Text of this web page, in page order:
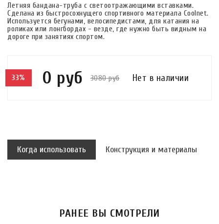
Летняя бандана-труба с светоотражающими вставками.
Сделана из быстросохнущего спортивного материала Coolnet.
Используется бегунами, велосипедистами, для катания на
роликах или лонгбордах - везде, где нужно быть видным на
дороге при занятиях спортом.
33% 0 руб 3080 руб Нет в наличии
Когда использовать Конструкция и материалы
РАНЕЕ ВЫ СМОТРЕЛИ